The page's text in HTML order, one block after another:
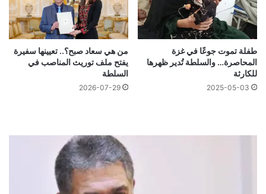
طفلة تموت جوعًا في غزة
المحاصرة… والسلطة تُدير ظهرها
للكارثة
2025-05-03
من هي سعاد صبح؟.. تعيينها سفيرة
يفتح ملف توريث المناصب في
السلطة
2026-07-29